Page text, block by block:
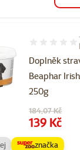
Doplněk
Beaphar
250g
Hodnocení
Původní cena
184,07 Kč
Cena
139 Kč
značka